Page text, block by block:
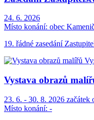
24. 6. 2026
Místo konání: obec
19. řádné zasedání
Vystava obrazů
23. 6. - 30. 8. 2026 začátek
Místo konání: -